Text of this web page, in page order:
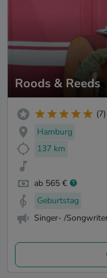
Roods & Reeds
(7)
Hamburg
137 km
ab 565 €
Geburtstag
Singer- /